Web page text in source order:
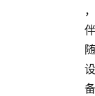
，
伴
随
设
备